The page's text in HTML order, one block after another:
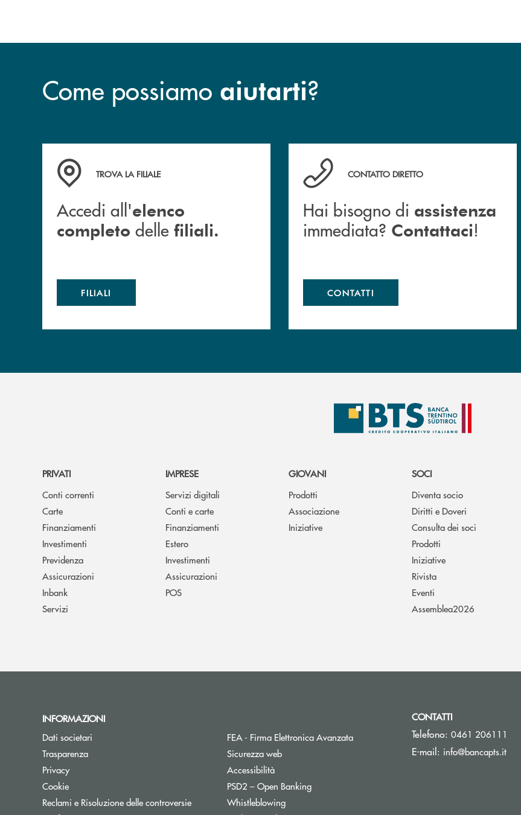
Come possiamo aiutarti?
Accedi all' elenco completo delle filiali.
TROVA LA FILIALE
Accedi all'elenco
completo delle filiali.
FILIALI
Hai bisogno di assistenza immediata?
CONTATTO DIRETTO
Hai bisogno di assistenza
immediata? Contattaci!
CONTATTI
PRIVATI
Conti correnti
Carte
Finanziamenti
Investimenti
Previdenza
Assicurazioni
Inbank
Servizi
IMPRESE
Servizi digitali
Conti e carte
Finanziamenti
Estero
Investimenti
Assicurazioni
POS
GIOVANI
Prodotti
Associazione
Iniziative
SOCI
Diventa socio
Diritti e Doveri
Consulta dei soci
Prodotti
Iniziative
Rivista
Eventi
Assemblea2026
INFORMAZIONI
Dati societari
Trasparenza
PrivacyApre una nuova finestra
Cookie
Reclami e Risoluzione delle controversie
FEA - Firma Elettronica AvanzataApre una nuova finestra
Sicurezza web
Accessibilità
PSD2 – Open BankingApre una nuova finestra
Whistleblowing
CONTATTI
Telefono: 0461 206111
E-mail: info@bancapts.it(si